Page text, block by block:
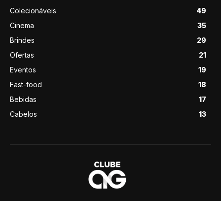
Colecionáveis
49
Cinema
35
Brindes
29
Ofertas
21
Eventos
19
Fast-food
18
Bebidas
17
Cabelos
13